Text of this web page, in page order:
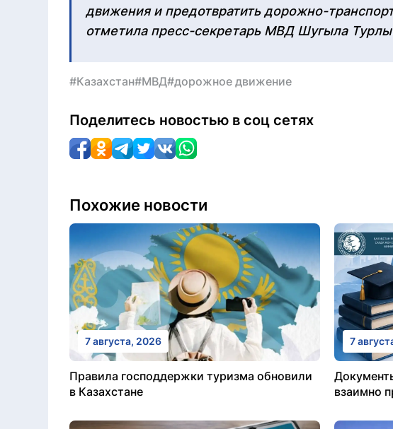
движения и предотвратить дорожно-
отметила пресс-секретарь МВД Шугыла
#Казахстан#МВД#дорожное движение
Поделитесь новостью в соц сетях
Похожие новости
7 августа, 2026
Правила господдержки туризма обновили
в Казахстане
7
взаимно